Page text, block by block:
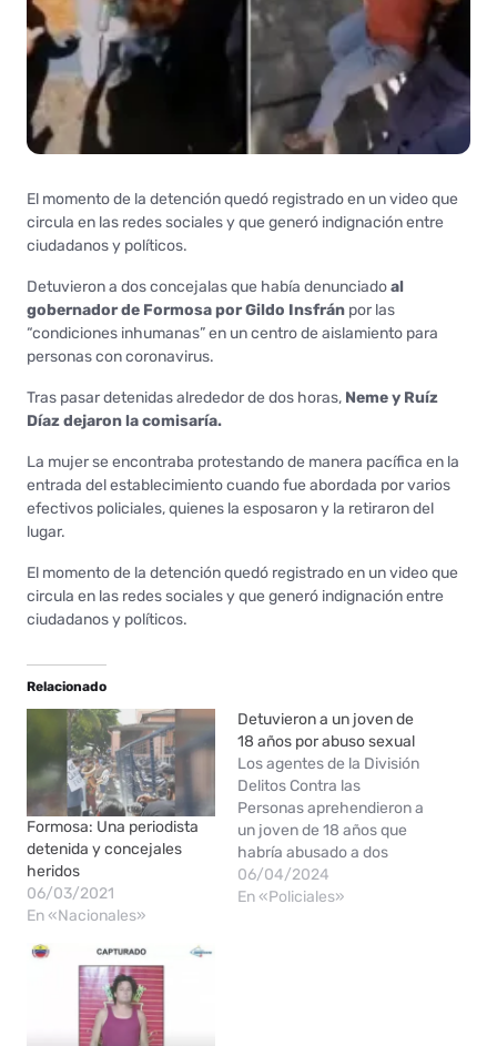
El momento de la detención quedó registrado en un video que
circula en las redes sociales y que generó indignación entre
ciudadanos y políticos.
Detuvieron a dos concejalas que había denunciadoal
gobernador de Formosa por Gildo Insfrán por las
“condiciones inhumanas” en un centro de aislamiento para
personas con coronavirus.
Tras pasar detenidas alrededor de dos horas, Neme y Ruíz
Díaz dejaron la comisaría.
La mujer se encontraba protestando de manera pacífica en la
entrada del establecimiento cuando fue abordada por varios
efectivos policiales, quienes la esposaron y la retiraron del
lugar.
El momento de la detención quedó registrado en un video que
circula en las redes sociales y que generó indignación entre
ciudadanos y políticos.
Relacionado
Formosa: Una periodista
detenida y concejales
heridos
06/03/2021
En «Nacionales»
Detuvieron a un joven de
18 años por abuso sexual
Los agentes de la División
Delitos Contra las
Personas aprehendieron a
un joven de 18 años que
habría abusado a dos
adolescentes.
Secuestraron un celular.
06/04/2024
En «Policiales»